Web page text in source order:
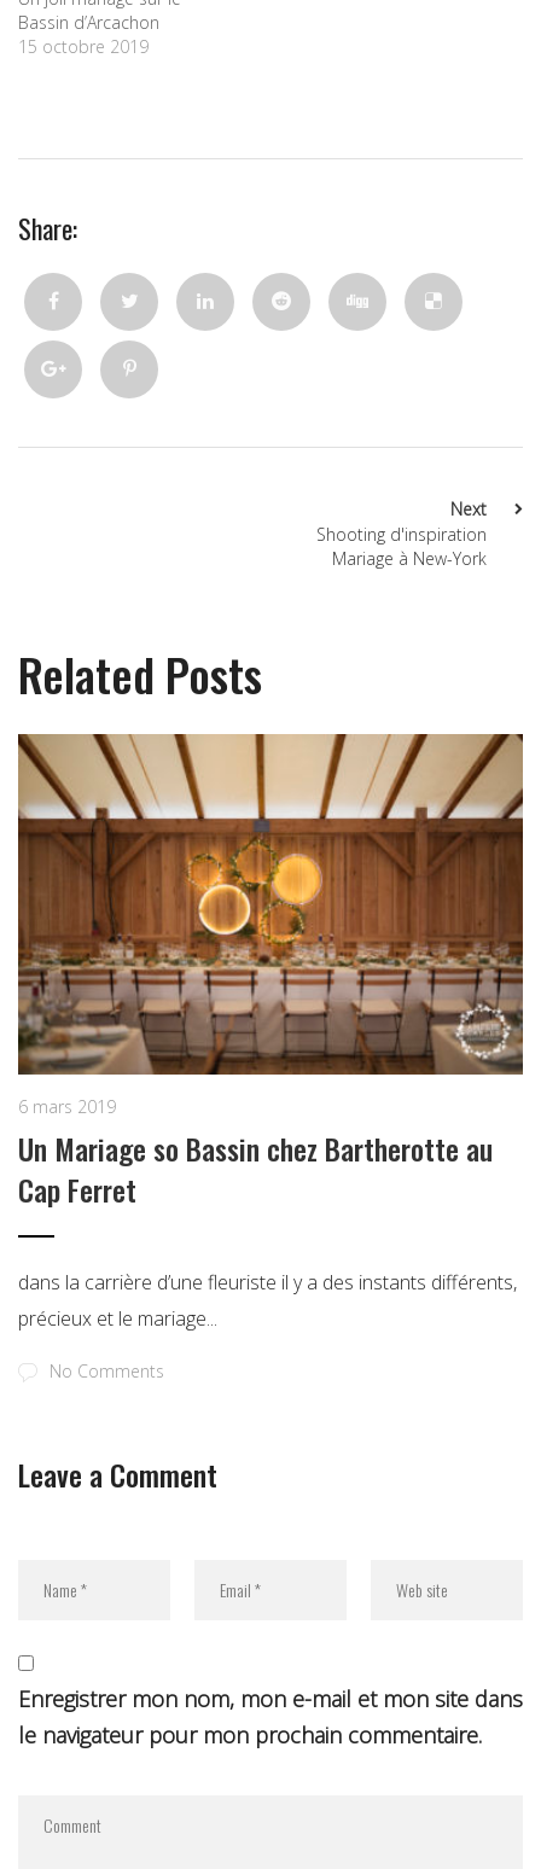
Bassin d’Arcachon
15 octobre 2019
Share:
Next
Shooting d'inspiration
Mariage à New-York
Related Posts
22 décembre 2019
Un mariage aux couleurs tropicales à
Arcachon
dans la carrière d’une fleuriste il y a des instants différents,
précieux et le mariage...
No Comments
Leave a Comment
Enregistrer mon nom, mon e-mail et mon site dans
le navigateur pour mon prochain commentaire.